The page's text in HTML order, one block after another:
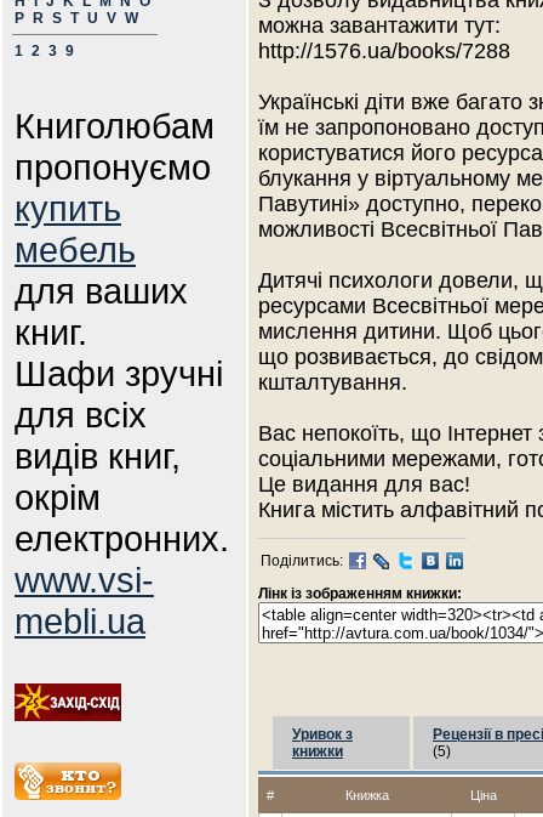
P
R S T U V W
1 2 3 9
Книголюбам
пропонуємо
купить
мебель
для ваших
книг.
Шафи зручні
для всіх
видів книг,
окрім
електронних.
www.vsi-
mebli.ua
можна завантажити тут:
http://1576.ua/books/7288
Українські діти вже багато
їм не запропоновано
користуватися його
блукання у віртуальному
Павутині» доступно,
можливості Всесвітньої
Дитячі психологи довели,
ресурсами Всесвітньої
мислення дитини. Щоб
що розвивається, до
кшталтування.
Вас непокоїть, що
соціальними мережами,
Це видання для вас!
Книга містить алфавітний
Поділитись:
Лінк із зображенням книжки:
Уривок з
книжки
Рецензії в пресі
(5)
# Книжка Ціна